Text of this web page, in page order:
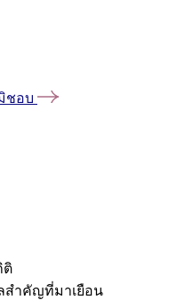
ชอบ
ติ
สำคัญที่มาเยือน